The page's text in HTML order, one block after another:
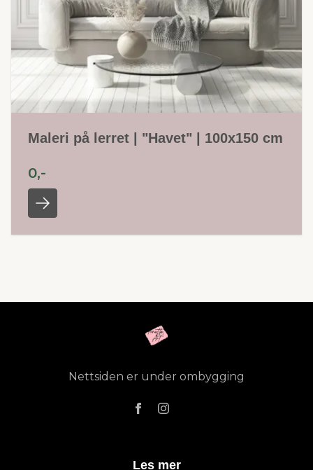
Maleri på lerret | "Havet" | 100x150 cm
0,-
Nettsiden er under ombygging
Les mer